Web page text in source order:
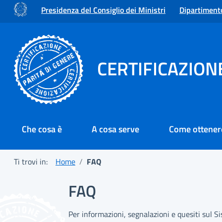
Presidenza del Consiglio dei Ministri
Menu principale
Che cosa è A cosa serve Come
Ti trovi in: Home FAQ
FAQ
Per informazioni, segnalazioni e quesiti sul